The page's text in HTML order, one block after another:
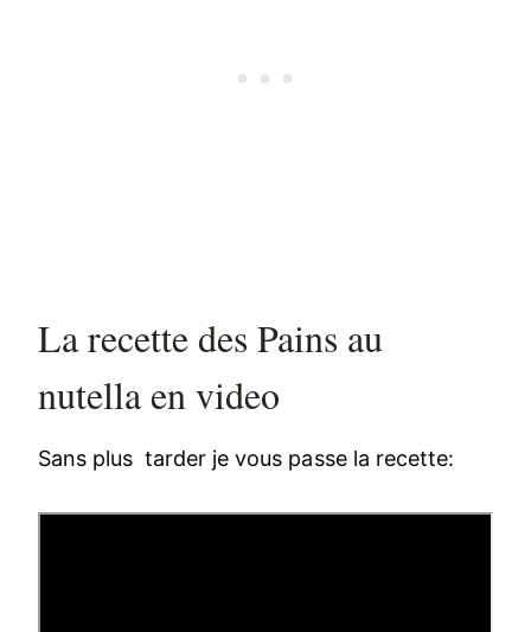
La recette des Pains au
nutella en video
Sans plus tarder je vous passe la recette: